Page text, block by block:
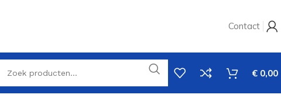
Contact
€ 0,00